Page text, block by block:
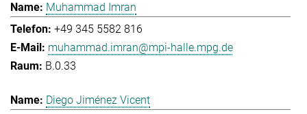
Muhammad Imran
+49 345 5582 816
muhammad.imran@mpi-halle.mpg.de
B.0.33
Diego Jiménez Vicent